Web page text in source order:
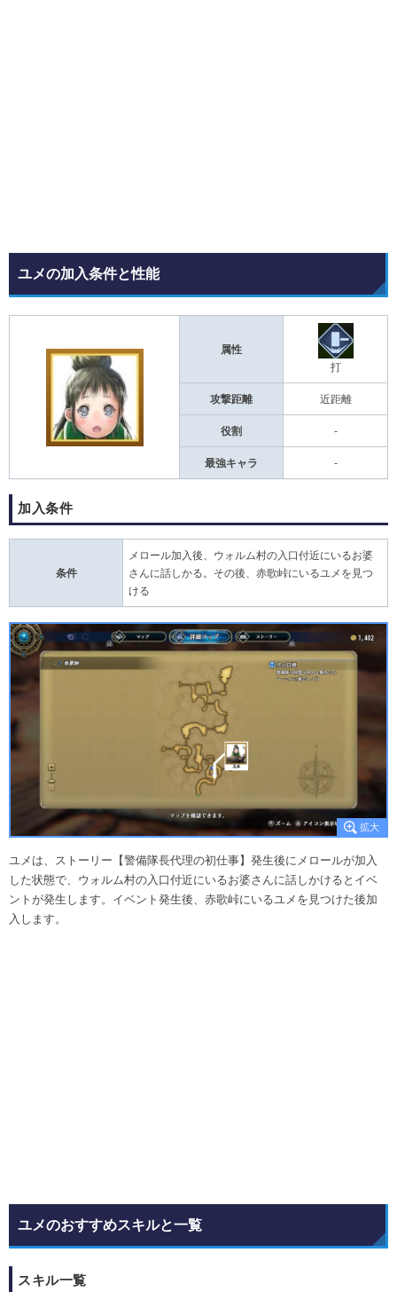
ユメの加入条件と性能
属性
打
攻撃距離 近距離
役割 -
最強キャラ -
加入条件
条件
メロール加入後、ウォルム村の入口付近にいるお婆
さんに話しかる。その後、赤歌峠にいるユメを見つ
ける
ユメは、ストーリー【警備隊長代理の初仕事】発生後にメロールが加入
した状態で、ウォルム村の入口付近にいるお婆さんに話しかけるとイベ
ントが発生します。イベント発生後、赤歌峠にいるユメを見つけた後加
入します。
ユメのおすすめスキルと一覧
スキル一覧